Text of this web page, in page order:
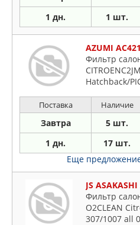
1 дн. 1 шт.
AZUMI
Фильтр
Hatchback/
2010)/C3
Поставка Наличие
Завтра 5 шт.
1 дн. 17 шт.
Еще
JS
Фильтр
O2CLEAN
307/1007 all